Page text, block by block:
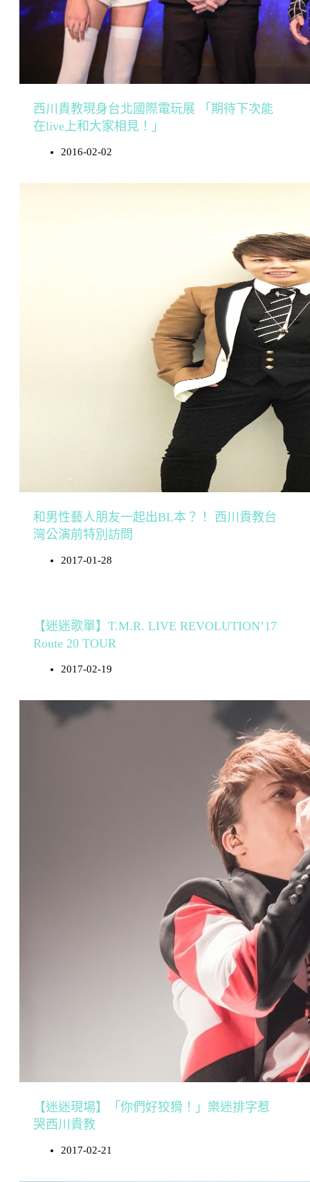
西川貴教現身台北國際電玩展 「期待下次能
在live上和大家相見！」
2016-02-02
和男性藝人朋友一起出BL本？！ 西川貴教台
灣公演前特別訪問
2017-01-28
【迷迷歌單】T.M.R. LIVE REVOLUTION’17
Route 20 TOUR
2017-02-19
【迷迷現場】「你們好狡猾！」樂迷排字惹
哭西川貴教
2017-02-21